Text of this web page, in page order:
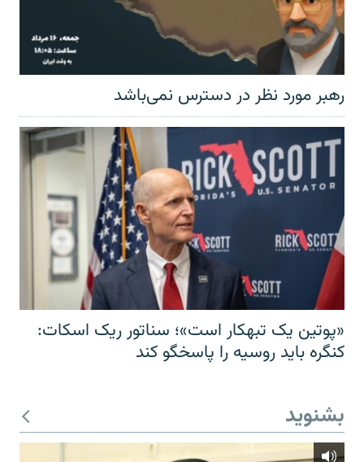
رهبر مورد نظر در دسترس نمی‌باشد
«پوتین یک تبهکار است»؛ سناتور ریک اسکات:
کنگره باید روسیه را پاسخگو کند
بشنوید